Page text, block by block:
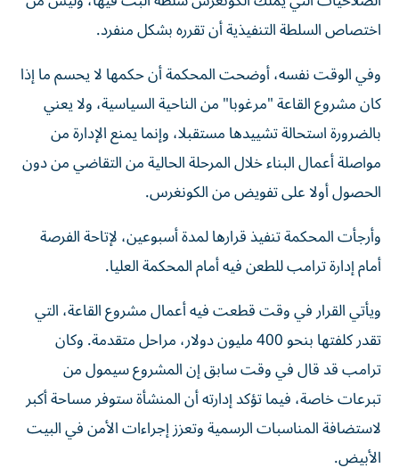
اختصاص السلطة التنفيذية أن تقرره بشكل منفرد.
وفي الوقت نفسه، أوضحت المحكمة أن حكمها لا يحسم ما إذا
كان مشروع القاعة "مرغوبا" من الناحية السياسية، ولا يعني
بالضرورة استحالة تشييدها مستقبلا، وإنما يمنع الإدارة من
مواصلة أعمال البناء خلال المرحلة الحالية من التقاضي من دون
الحصول أولا على تفويض من الكونغرس.
وأرجأت المحكمة تنفيذ قرارها لمدة أسبوعين، لإتاحة الفرصة
أمام إدارة ترامب للطعن فيه أمام المحكمة العليا.
ويأتي القرار في وقت قطعت فيه أعمال مشروع القاعة، التي
تقدر كلفتها بنحو 400 مليون دولار، مراحل متقدمة. وكان
ترامب قد قال في وقت سابق إن المشروع سيمول من
تبرعات خاصة، فيما تؤكد إدارته أن المنشأة ستوفر مساحة أكبر
لاستضافة المناسبات الرسمية وتعزز إجراءات الأمن في البيت
الأبيض.